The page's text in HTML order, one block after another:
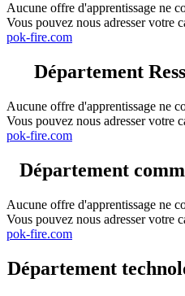
Aucune offre d'apprentissage ne
Vous pouvez nous adresser votre
pok-fire.com
Département
Aucune offre d'apprentissage ne
Vous pouvez nous adresser votre
pok-fire.com
Département
Aucune offre d'apprentissage ne
Vous pouvez nous adresser votre
pok-fire.com
Département